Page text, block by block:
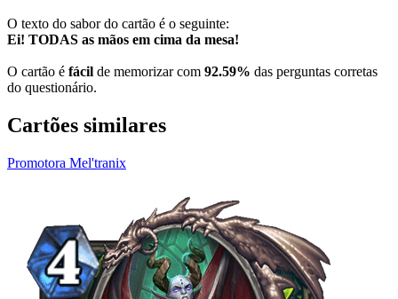
O texto do sabor do cartão é o seguinte:
Ei! TODAS as mãos em cima da mesa!
O cartão é fácil de memorizar com 92.59% das perguntas corretas
do questionário.
Cartões similares
Promotora Mel'tranix